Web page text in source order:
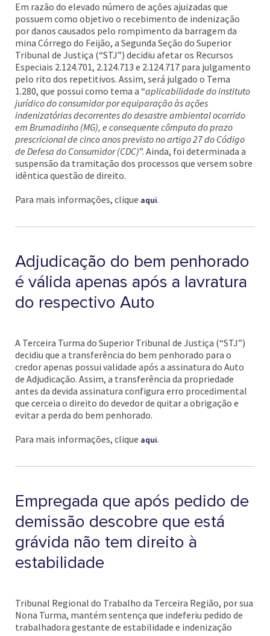
Em razão do elevado número de ações ajuizadas que
possuem como objetivo o recebimento de indenização
por danos causados pelo rompimento da barragem da
mina Córrego do Feijão, a Segunda Seção do Superior
Tribunal de Justiça (“STJ”) decidiu afetar os Recursos
Especiais 2.124.701, 2.124.713 e 2.124.717 para julgamento
pelo rito dos repetitivos. Assim, será julgado o Tema
1.280, que possui como tema a “aplicabilidade do instituto
jurídico do consumidor por equiparação às ações
indenizatórias decorrentes do desastre ambiental ocorrido
em Brumadinho (MG), e consequente cômputo do prazo
prescricional de cinco anos previsto no artigo 27 do Código
de Defesa do Consumidor (CDC)”. Ainda, foi determinada a
suspensão da tramitação dos processos que versem sobre
idêntica questão de direito.
Para mais informações, clique aqui.
Adjudicação do bem penhorado
é válida apenas após a lavratura
do respectivo Auto
A Terceira Turma do Superior Tribunal de Justiça (“STJ”)
decidiu que a transferência do bem penhorado para o
credor apenas possui validade após a assinatura do Auto
de Adjudicação. Assim, a transferência da propriedade
antes da devida assinatura configura erro procedimental
que cerceia o direito do devedor de quitar a obrigação e
evitar a perda do bem penhorado.
Para mais informações, clique aqui.
Empregada que após pedido de
demissão descobre que está
grávida não tem direito à
estabilidade
Tribunal Regional do Trabalho da Terceira Região, por sua
Nona Turma, mantém sentença que indeferiu pedido de
trabalhadora gestante de estabilidade e indenização